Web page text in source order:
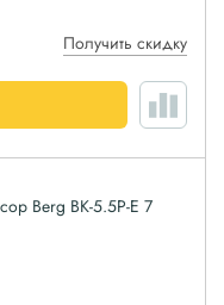
Получить скидку
Berg ВК-5.5Р-E 7